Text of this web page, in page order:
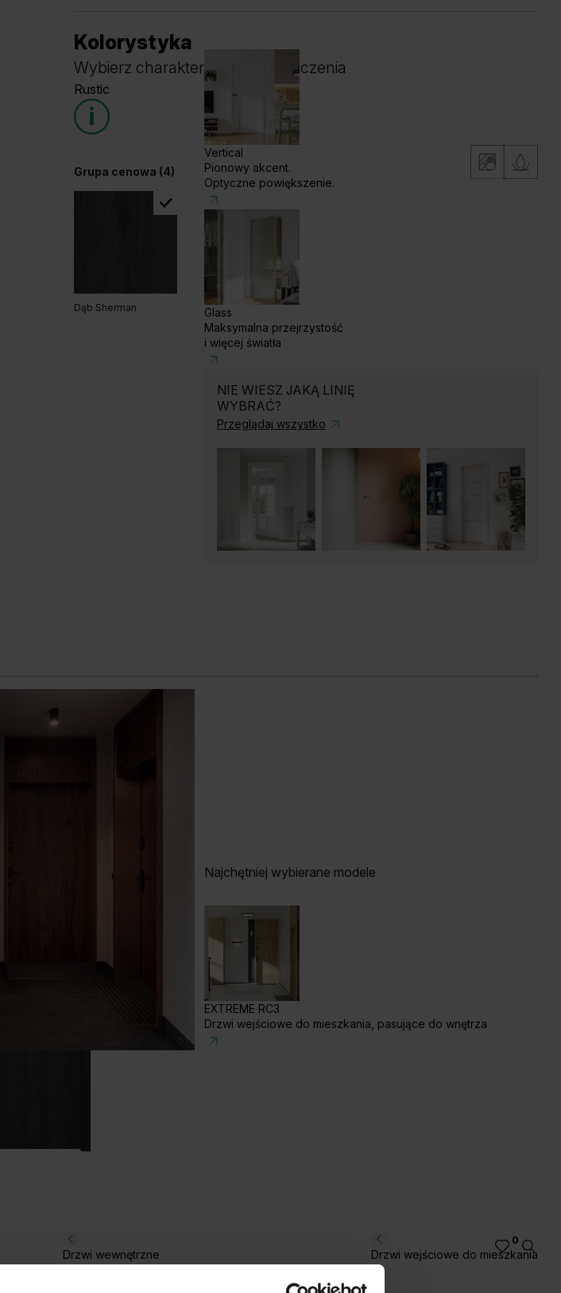
Vertical
Pionowy akcent.
Optyczne powiększenie.
Glass
Maksymalna przejrzystość
i więcej światła
NIE WIESZ JAKĄ LINIĘ
WYBRAĆ?
Przeglądaj wszystko
Najchętniej wybierane modele
EXTREME RC3
Drzwi wejściowe do mieszkania, pasujące do wnętrza
Drzwi wewnętrzne Drzwi wejściowe do mieszkania
0
Kolorystyka
Wybierz charakter i kolor wykończenia
Rustic
Grupa cenowa (4)
Dąb Sherman